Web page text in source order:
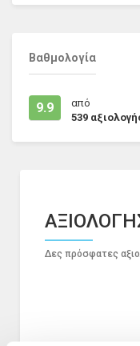
Βαθμολογία
9.9
από
539
Δες πρόσφατες